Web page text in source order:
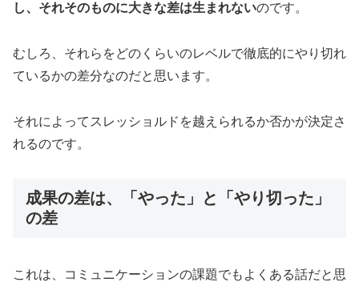
し、それそのものに大きな差は生まれないのです。
むしろ、それらをどのくらいのレベルで徹底的にやり切れ
ているかの差分なのだと思います。
それによってスレッショルドを越えられるか否かが決定さ
れるのです。
成果の差は、「やった」と「やり切った」
の差
これは、コミュニケーションの課題でもよくある話だと思